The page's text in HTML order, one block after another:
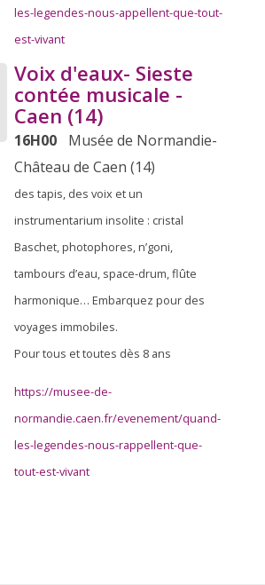
les-legendes-nous-appellent-que-tout-
est-vivant
Voix d'eaux- Sieste
contée musicale -
Caen (14)
16H00
Musée de Normandie-
Château de Caen (14)
des tapis, des voix et un
instrumentarium insolite : cristal
Baschet, photophores, n’goni,
tambours d’eau, space-drum, flûte
harmonique… Embarquez pour des
voyages immobiles.
Pour tous et toutes dès 8 ans
https://musee-de-
normandie.caen.fr/evenement/quand-
les-legendes-nous-rappellent-que-
tout-est-vivant